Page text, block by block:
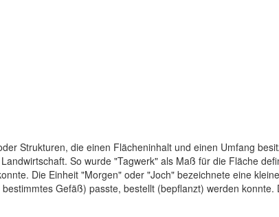
Strukturen, die einen Flächeninhalt und einen Umfang
So wurde "Tagwerk" als Maß für die Fläche
Die Einheit "Morgen" oder "Joch" bezeichnete eine
Gefäß) passte, bestellt (bepflanzt) werden konnte.